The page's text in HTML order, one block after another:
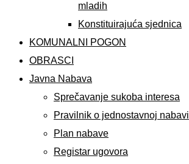
mladih
Konstituirajuća sjednica
KOMUNALNI POGON
OBRASCI
Javna Nabava
Sprečavanje sukoba interesa
Pravilnik o jednostavnoj nabavi
Plan nabave
Registar ugovora